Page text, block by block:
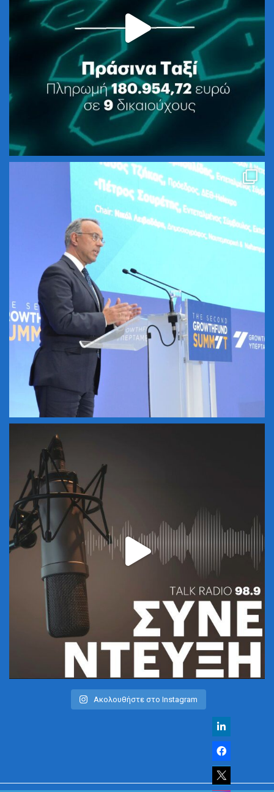
Ακολουθήστε στο Instagram